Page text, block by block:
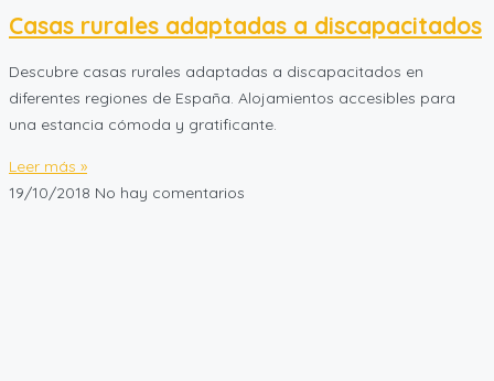
Casas rurales adaptadas a discapacitados
Descubre casas rurales adaptadas a discapacitados en
diferentes regiones de España. Alojamientos accesibles para
una estancia cómoda y gratificante.
Leer más »
19/10/2018 No hay comentarios